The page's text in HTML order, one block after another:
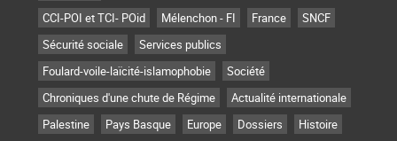
CCI-POI et TCI- POid
Mélenchon - FI France
SNCF
Sécurité sociale
Services publics
Foulard-voile-laïcité-islamophobie
Société
Chroniques d'une chute de Régime
Actualité internationale
Palestine
Pays Basque Europe Dossiers
Histoire